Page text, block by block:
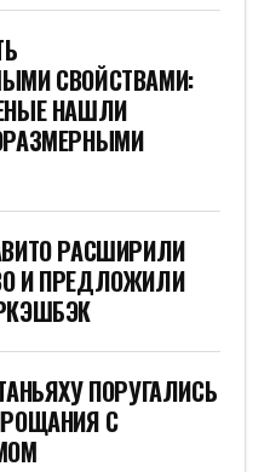
СВОЙСТВАМИ:
НАШЛИ
РАСШИРИЛИ
И ПРЕДЛОЖИЛИ
ПОРУГАЛИСЬ
С